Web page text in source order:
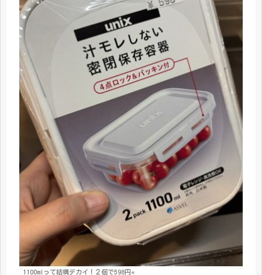
1100mlって結構デカイ！２個で598円⭐︎